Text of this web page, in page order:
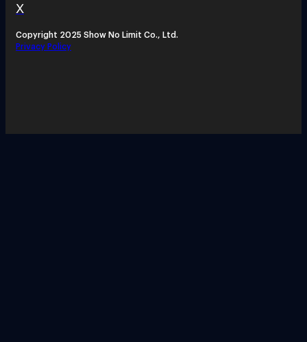
X
Copyright 2025 Show No Limit Co., Ltd.
Privacy Policy